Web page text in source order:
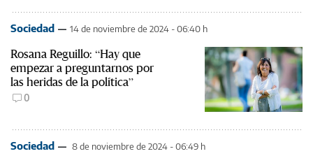
Sociedad 14 de noviembre de 2024 - 06:40 h
Rosana Reguillo: “Hay que
empezar a preguntarnos por
las heridas de la política”
0
Sociedad 8 de noviembre de 2024 - 06:49 h